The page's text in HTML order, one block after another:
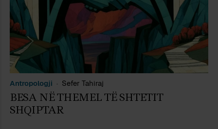
Antropologji Sefer Tahiraj
BESA NË THEMEL TË SHTETIT
SHQIPTAR